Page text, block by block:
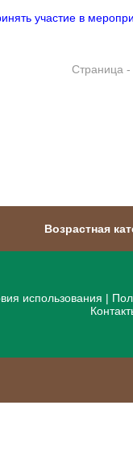
участие в
Страница -
Возрастная
использования |